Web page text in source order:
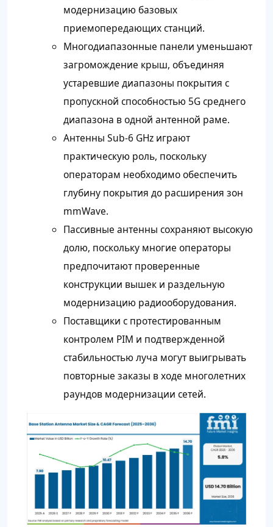
модернизацию базовых
приемопередающих станций.
Многодиапазонные панели уменьшают
загромождение крыш, объединяя
устаревшие диапазоны покрытия с
пропускной способностью 5G среднего
диапазона в одной антенной раме.
Антенны Sub-6 GHz играют
практическую роль, поскольку
операторам необходимо обеспечить
глубину покрытия до расширения зон
mmWave.
Пассивные антенны сохраняют высокую
долю, поскольку многие операторы
предпочитают проверенные
конструкции вышек и раздельную
модернизацию радиооборудования.
Поставщики с протестированным
контролем PIM и подтвержденной
стабильностью луча могут выигрывать
повторные заказы в ходе многолетних
раундов модернизации сетей.